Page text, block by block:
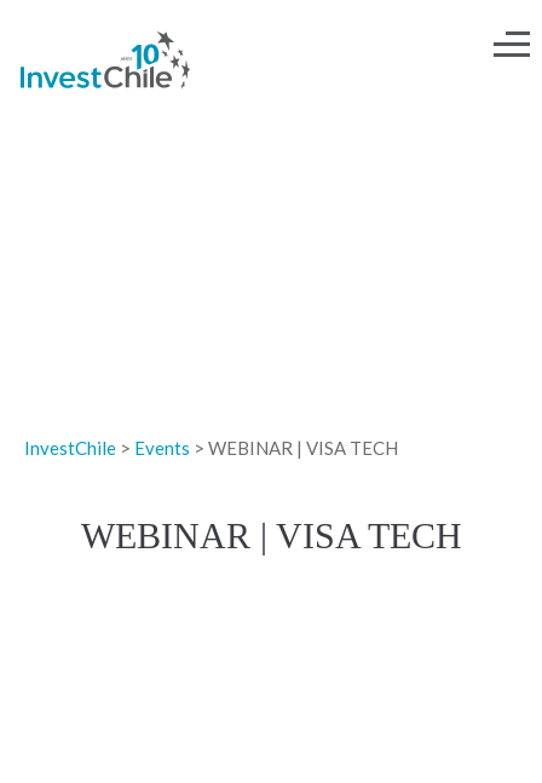
InvestChile > Events > WEBINAR | VISA TECH
WEBINAR | VISA TECH